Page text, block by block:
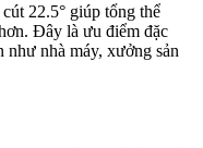
22.5° giúp tổng thể
Đây là ưu điểm đặc
nhà máy, xưởng sản